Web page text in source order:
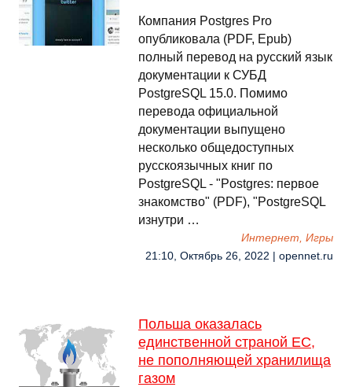
Компания Postgres Pro
опубликовала (PDF, Epub)
полный перевод на русский язык
документации к СУБД
PostgreSQL 15.0. Помимо
перевода официальной
документации выпущено
несколько общедоступных
русскоязычных книг по
PostgreSQL - "Postgres: первое
знакомство" (PDF), "PostgreSQL
изнутри …
Интернет, Игры
21:10, Октябрь 26, 2022 | opennet.ru
Польша оказалась
единственной страной ЕС,
не пополняющей хранилища
газом